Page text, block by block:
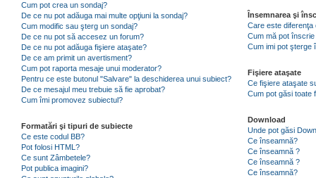
Cum pot crea un sondaj?
De ce nu pot adăuga mai multe opţiuni la sondaj?
Cum modific sau şterg un sondaj?
De ce nu pot să accesez un forum?
De ce nu pot adăuga fişiere ataşate?
De ce am primit un avertisment?
Cum pot raporta mesaje unui moderator?
Pentru ce este butonul "Salvare" la deschiderea unui subiect?
De ce mesajul meu trebuie să fie aprobat?
Cum îmi promovez subiectul?
Formatări şi tipuri de subiecte
Ce este codul BB?
Pot folosi HTML?
Ce sunt Zâmbetele?
Pot publica imagini?
Însemnarea şi
Care este
Cum mă pot
Cum imi pot şterge
Fişiere ataşate
Ce fişiere ataşate
Cum pot găsi toate
Download
Unde pot găsi
Ce înseamnă?
Ce înseamnă ?
Ce înseamnă ?
Ce înseamnă?